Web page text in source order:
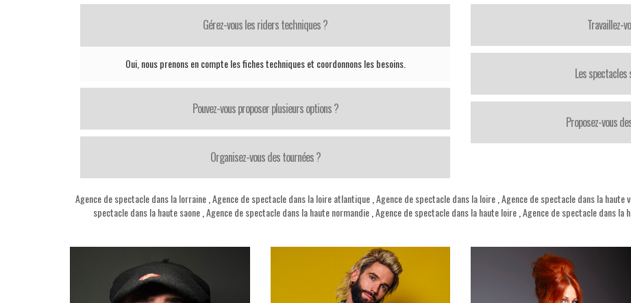
Gérez-vous les riders techniques ?
Oui, nous prenons en compte les fiches techniques et coordonnons les besoins.
Pouvez-vous proposer plusieurs options ?
Organisez-vous des tournées ?
Travaillez-
Les
Proposez-vous
Agence de spectacle dans la lorraine Agence de spectacle dans la loire atlantique Agence de spectacle dans la loire Agence de spectacle dans la haute
spectacle dans la haute saone, Agence de spectacle dans la haute normandie, Agence de spectacle dans la haute loire, Agence de spectacle dans la